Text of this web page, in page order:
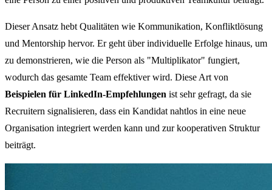
Dieser Ansatz hebt Qualitäten wie Kommunikation, Konfliktlösung
und Mentorship hervor. Er geht über individuelle Erfolge hinaus, um
zu demonstrieren, wie die Person als "Multiplikator" fungiert,
wodurch das gesamte Team effektiver wird. Diese Art von
Beispielen für LinkedIn-Empfehlungen ist sehr gefragt, da sie
Recruitern signalisieren, dass ein Kandidat nahtlos in eine neue
Organisation integriert werden kann und zur kooperativen Struktur
beiträgt.